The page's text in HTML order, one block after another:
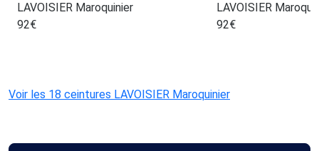
LAVOISIER Maroquinier
92€
LAVOISIER
92€
Voir les 18 ceintures LAVOISIER Maroquinier